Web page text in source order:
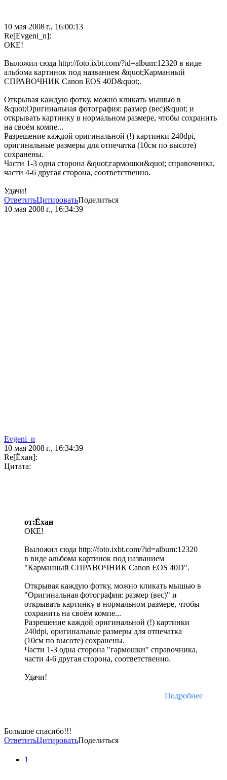
10 мая 2008 г., 16:00:13
Re[Evgeni_n]:
ОКЕ!
Выложил сюда http://foto.ixbt.com/?id=album:12320 в виде
альбома картинок под названием &quot;Карманный
СПРАВОЧНИК Canon EOS 40D&quot;.
Открывая каждую фотку, можно кликать мышью в
&quot;Оригинальная фотография: размер (вес)&quot; и
открывать картинку в нормальном размере, чтобы сохранить
на своём компе...
Разрешение каждой оригинальной (!) картинки 240dpi,
оригинальные размеры для отпечатка (10см по высоте)
сохранены.
Части 1-3 одна сторона &quot;гармошки&quot; справочника,
части 4-6 другая сторона, соответственно.
Удачи!
ОтветитьЦитироватьПоделиться
10 мая 2008 г., 16:34:39
Evgeni_n
10 мая 2008 г., 16:34:39
Re[Ёхан]:
Цитата:
от:Ёхан
ОКЕ!
Выложил сюда http://foto.ixbt.com/?id=album:12320
в виде альбома картинок под названием
"Карманный СПРАВОЧНИК Canon EOS 40D".
Открывая каждую фотку, можно кликать мышью в
"Оригинальная фотография: размер (вес)" и
открывать картинку в нормальном размере, чтобы
сохранить на своём компе...
Разрешение каждой оригинальной (!) картинки
240dpi, оригинальные размеры для отпечатка
(10см по высоте) сохранены.
Части 1-3 одна сторона "гармошки" справочника,
части 4-6 другая сторона, соответственно.
Удачи!
Подробнее
Большое спасибо!!!
ОтветитьЦитироватьПоделиться
1